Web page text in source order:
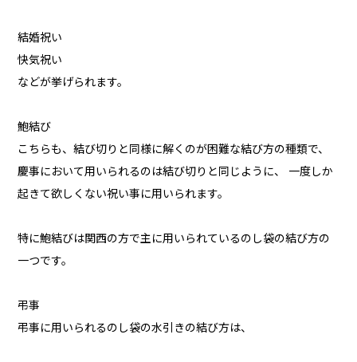
結婚祝い
快気祝い
などが挙げられます。
鮑結び
こちらも、結び切りと同様に解くのが困難な結び方の種類で、
慶事において用いられるのは結び切りと同じように、 一度しか
起きて欲しくない祝い事に用いられます。
特に鮑結びは関西の方で主に用いられているのし袋の結び方の
一つです。
弔事
弔事に用いられるのし袋の水引きの結び方は、